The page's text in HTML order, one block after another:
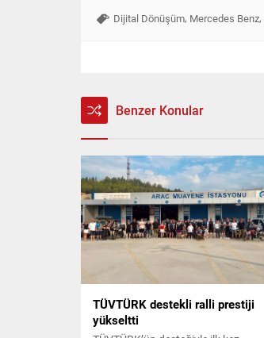
Dijital Dönüşüm, Mercedes Benz,
Benzer Konular
TÜVTÜRK destekli ralli prestiji
yükseltti